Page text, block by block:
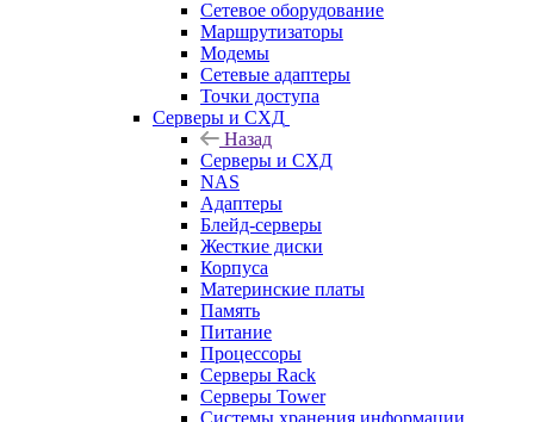
Сетевое оборудование
Маршрутизаторы
Модемы
Сетевые адаптеры
Точки доступа
Серверы и СХД
Назад
Серверы и СХД
NAS
Адаптеры
Блейд-серверы
Жесткие диски
Корпуса
Материнские платы
Память
Питание
Процессоры
Серверы Rack
Серверы Tower
Системы хранения информации